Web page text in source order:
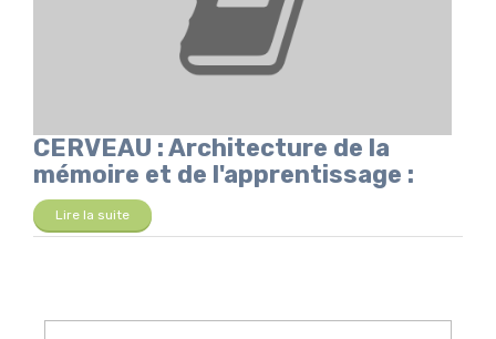
CERVEAU : Architecture de la
mémoire et de l'apprentissage :
Lire la suite